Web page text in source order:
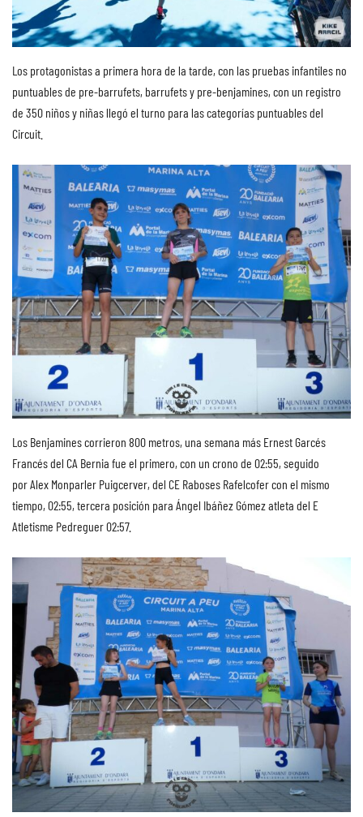
Los protagonistas a primera hora de la tarde, con las pruebas infantiles no
puntuables de pre-barrufets, barrufets y pre-benjamines, con un registro
de 350 niños y niñas llegó el turno para las categorías puntuables del
Circuit.
Los Benjamines corrieron 800 metros, una semana más Ernest Garcés
Francés del CA Bernia fue el primero, con un crono de 02:55, seguido
por Alex Monparler Puigcerver, del CE Raboses Rafelcofer con el mismo
tiempo, 02:55, tercera posición para Ángel Ibáñez Gómez atleta del E
Atletisme Pedreguer 02:57.